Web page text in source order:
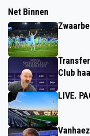
Net Binnen
Club
LIVE.